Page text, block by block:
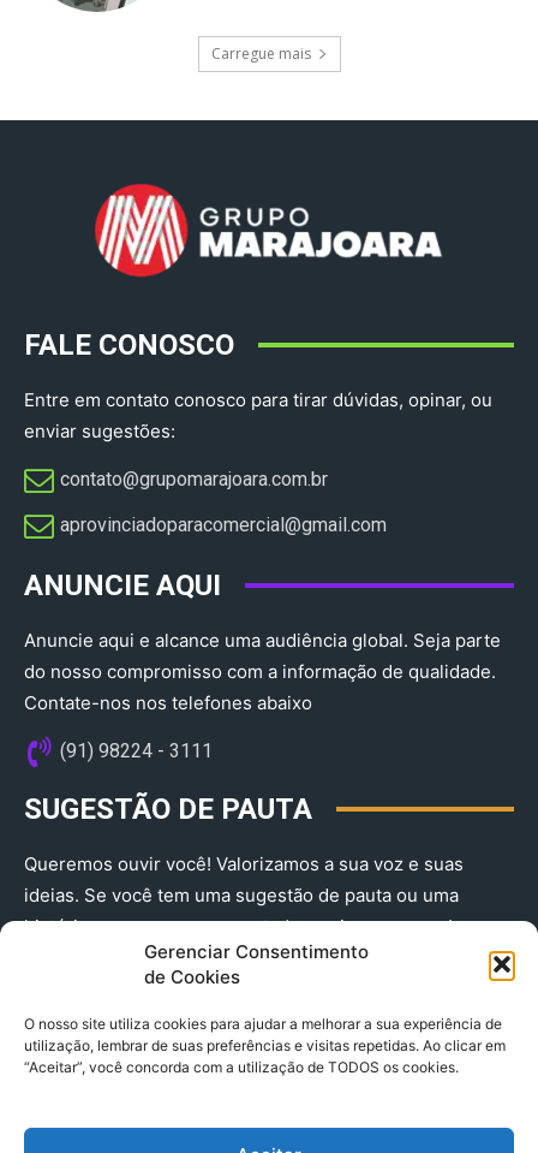
Gerenciar Consentimento
de Cookies
O nosso site utiliza cookies para ajudar a melhorar a sua experiência de
utilização, lembrar de suas preferências e visitas repetidas. Ao clicar em
“Aceitar”, você concorda com a utilização de TODOS os cookies.
Carregue mais
FALE CONOSCO
Entre em contato conosco para tirar dúvidas, opinar, ou
enviar sugestões:
contato@grupomarajoara.com.br
aprovinciadoparacomercial@gmail.com​
ANUNCIE AQUI
Anuncie aqui e alcance uma audiência global. Seja parte
do nosso compromisso com a informação de qualidade.
Contate-nos nos telefones abaixo
(91) 98224 - 3111
SUGESTÃO DE PAUTA
Queremos ouvir você! Valorizamos a sua voz e suas
ideias. Se você tem uma sugestão de pauta ou uma
história que merece ser contada, envie-nos agora!
(91) 98224 - 3111